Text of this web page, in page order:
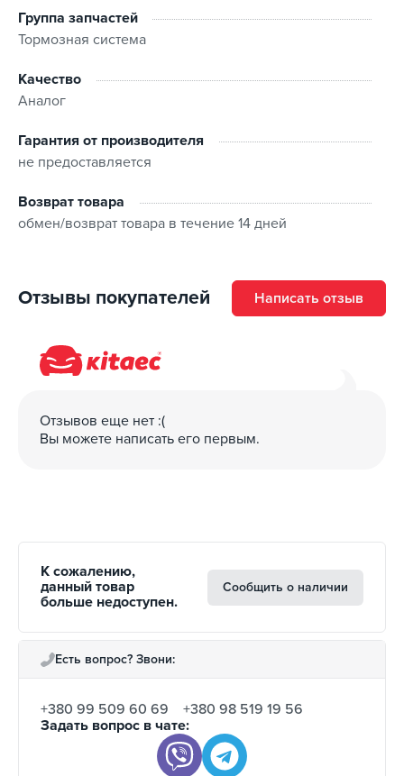
Группа запчастей
Тормозная система
Качество
Аналог
Гарантия от производителя
не предоставляется
Возврат товара
обмен/возврат товара в течение 14 дней
Отзывы покупателей Написать отзыв
Отзывов еще нет :(
Вы можете написать его первым.
К сожалению,
данный товар
больше недоступен.
Сообщить о наличии
Есть вопрос? Звони:
+380 99 509 60 69
+380 98 519 19 56
Задать вопрос в чате: